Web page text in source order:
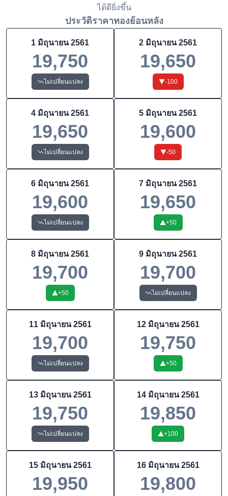
ได้ดียิ่งขึ้น
ประวัติราคาทองย้อนหลัง
1 มิถุนายน 2561
19,750
ไม่เปลี่ยนแปลง
2 มิถุนายน 2561
19,650
-100
4 มิถุนายน 2561
19,650
ไม่เปลี่ยนแปลง
5 มิถุนายน 2561
19,600
-50
6 มิถุนายน 2561
19,600
ไม่เปลี่ยนแปลง
7 มิถุนายน 2561
19,650
+50
8 มิถุนายน 2561
19,700
+50
9 มิถุนายน 2561
19,700
ไม่เปลี่ยนแปลง
11 มิถุนายน 2561
19,700
ไม่เปลี่ยนแปลง
12 มิถุนายน 2561
19,750
+50
13 มิถุนายน 2561
19,750
ไม่เปลี่ยนแปลง
14 มิถุนายน 2561
19,850
+100
15 มิถุนายน 2561
19,950
16 มิถุนายน 2561
19,800